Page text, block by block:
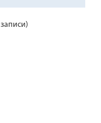
записи)